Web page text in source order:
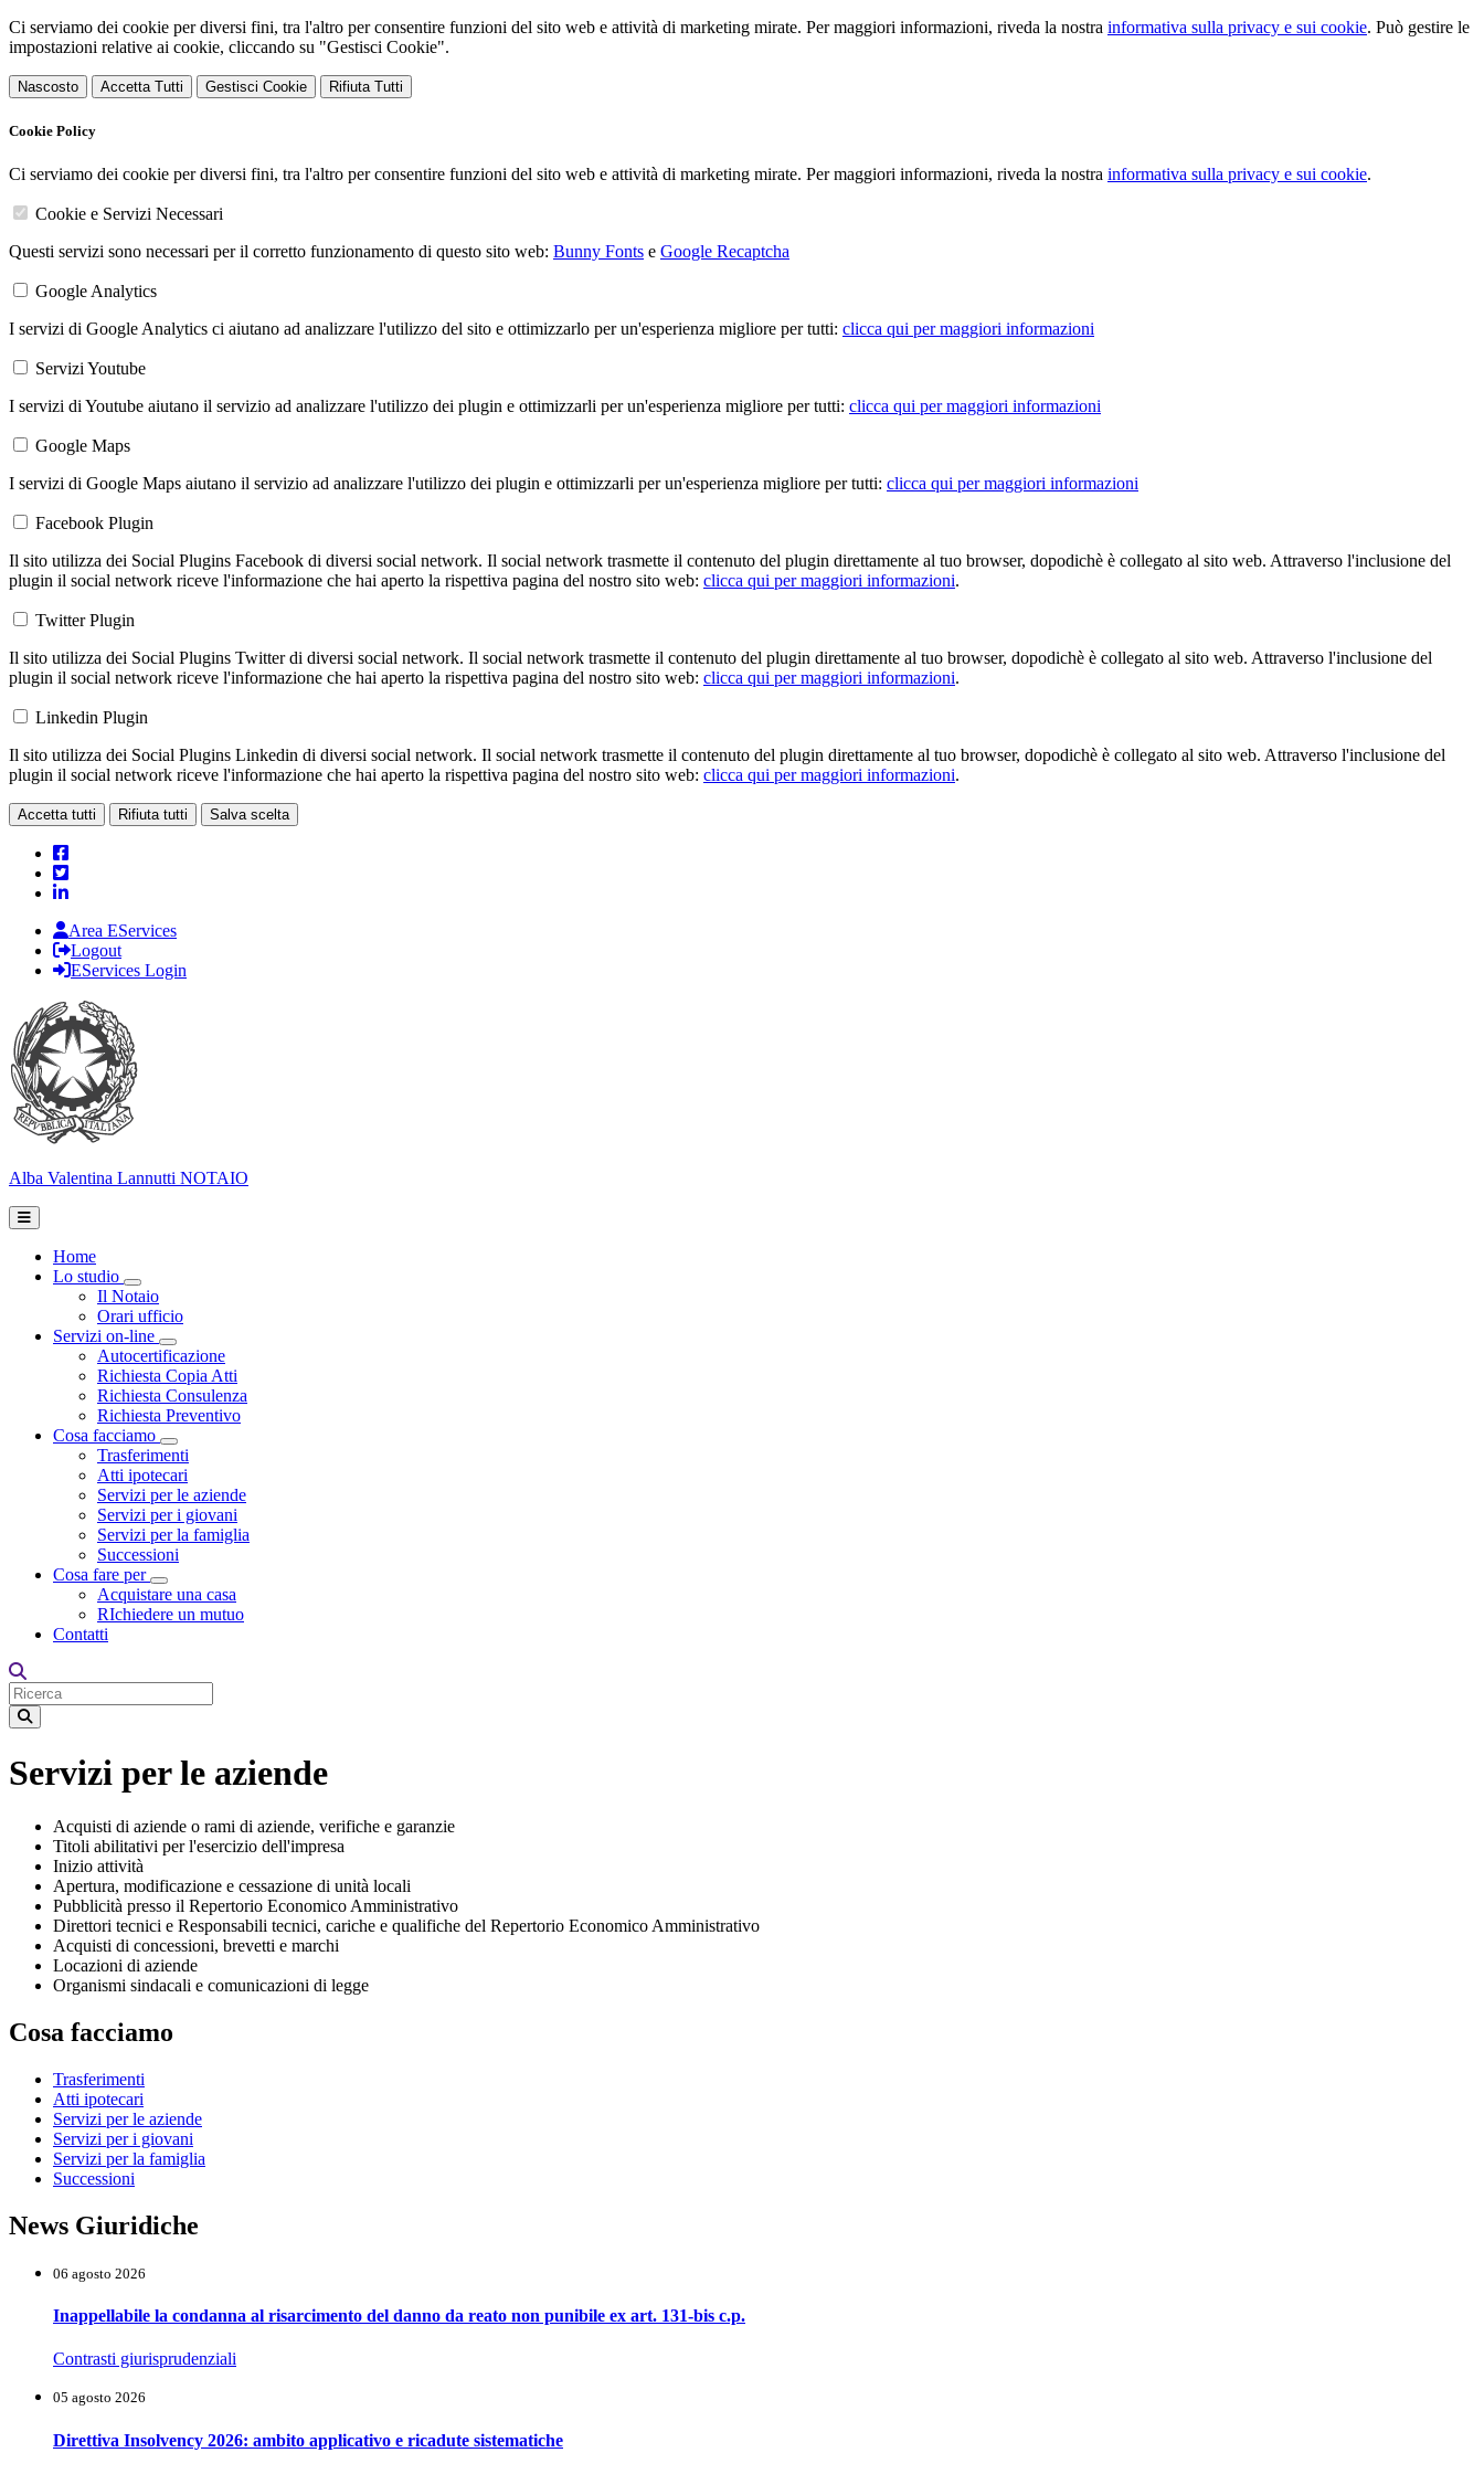
Ci serviamo dei cookie per diversi fini, tra l'altro per consentire funzioni del sito web e attività di marketing mirate. Per maggiori informazioni, riveda la nostra informativa sulla privacy e sui cookie. Può gestire le
impostazioni relative ai cookie, cliccando su "Gestisci Cookie".
Nascosto Accetta Tutti Gestisci Cookie Rifiuta Tutti
Cookie Policy
Ci serviamo dei cookie per diversi fini, tra l'altro per consentire funzioni del sito web e attività di marketing mirate. Per maggiori informazioni, riveda la nostra informativa sulla privacy e sui cookie.
Cookie e Servizi Necessari
Questi servizi sono necessari per il corretto funzionamento di questo sito web: Bunny Fonts e Google Recaptcha
Google Analytics
I servizi di Google Analytics ci aiutano ad analizzare l'utilizzo del sito e ottimizzarlo per un'esperienza migliore per tutti: clicca qui per maggiori informazioni
Servizi Youtube
I servizi di Youtube aiutano il servizio ad analizzare l'utilizzo dei plugin e ottimizzarli per un'esperienza migliore per tutti: clicca qui per maggiori informazioni
Google Maps
I servizi di Google Maps aiutano il servizio ad analizzare l'utilizzo dei plugin e ottimizzarli per un'esperienza migliore per tutti: clicca qui per maggiori informazioni
Facebook Plugin
Il sito utilizza dei Social Plugins Facebook di diversi social network. Il social network trasmette il contenuto del plugin direttamente al tuo browser, dopodichè è collegato al sito web. Attraverso l'inclusione del
plugin il social network riceve l'informazione che hai aperto la rispettiva pagina del nostro sito web: clicca qui per maggiori informazioni.
Twitter Plugin
Il sito utilizza dei Social Plugins Twitter di diversi social network. Il social network trasmette il contenuto del plugin direttamente al tuo browser, dopodichè è collegato al sito web. Attraverso l'inclusione del
plugin il social network riceve l'informazione che hai aperto la rispettiva pagina del nostro sito web: clicca qui per maggiori informazioni.
Linkedin Plugin
Il sito utilizza dei Social Plugins Linkedin di diversi social network. Il social network trasmette il contenuto del plugin direttamente al tuo browser, dopodichè è collegato al sito web. Attraverso l'inclusione del
plugin il social network riceve l'informazione che hai aperto la rispettiva pagina del nostro sito web: clicca qui per maggiori informazioni.
Accetta tutti Rifiuta tutti Salva scelta
Area EServices
Logout
EServices Login
Alba Valentina Lannutti NOTAIO
Home
Lo studio
Toggle Dropdown
Il Notaio
Orari ufficio
Servizi on-line
Toggle Dropdown
Autocertificazione
Richiesta Copia Atti
Richiesta Consulenza
Richiesta Preventivo
Cosa facciamo
Toggle Dropdown
Trasferimenti
Atti ipotecari
Servizi per le aziende
Servizi per i giovani
Servizi per la famiglia
Successioni
Cosa fare per
Toggle Dropdown
Acquistare una casa
RIchiedere un mutuo
Contatti
Servizi per le aziende
Acquisti di aziende o rami di aziende, verifiche e garanzie
Titoli abilitativi per l'esercizio dell'impresa
Inizio attività
Apertura, modificazione e cessazione di unità locali
Pubblicità presso il Repertorio Economico Amministrativo
Direttori tecnici e Responsabili tecnici, cariche e qualifiche del Repertorio Economico Amministrativo
Acquisti di concessioni, brevetti e marchi
Locazioni di aziende
Organismi sindacali e comunicazioni di legge
Cosa facciamo
Trasferimenti
Atti ipotecari
Servizi per le aziende
Servizi per i giovani
Servizi per la famiglia
Successioni
News Giuridiche
06 agosto 2026
Inappellabile la condanna al risarcimento del danno da reato non punibile ex art. 131-bis c.p.
Contrasti giurisprudenziali
05 agosto 2026
Direttiva Insolvency 2026: ambito applicativo e ricadute sistematiche